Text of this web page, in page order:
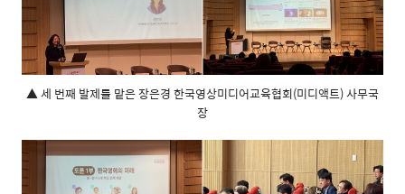
▲ 세 번째 발제를 맡은 장은경 한국영상미디어교육협회(미디액트) 사무국
장